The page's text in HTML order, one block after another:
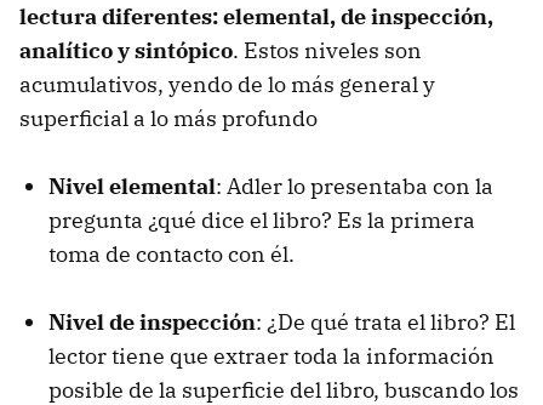
lectura diferentes: elemental, de inspección,
analítico y sintópico. Estos niveles son
acumulativos, yendo de lo más general y
superficial a lo más profundo
Nivel elemental: Adler lo presentaba con la
pregunta ¿qué dice el libro? Es la primera
toma de contacto con él.
Nivel de inspección: ¿De qué trata el libro? El
lector tiene que extraer toda la información
posible de la superficie del libro, buscando los